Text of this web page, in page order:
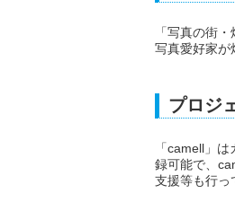
「写真の街
写真愛好家が
プロジ
「camell」
録可能で、
支援等も行っ